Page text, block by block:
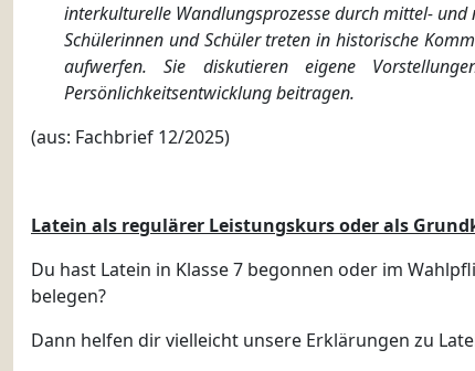
interkulturelle Wandlungsprozesse durch mittel-
Schülerinnen und Schüler treten in historische
aufwerfen. Sie diskutieren eigene
Persönlichkeitsentwicklung beitragen.
(aus: Fachbrief 12/2025)
Latein als regulärer Leistungskurs oder als
Du hast Latein in Klasse 7 begonnen oder im
belegen?
Dann helfen dir vielleicht unsere Erklärungen zu